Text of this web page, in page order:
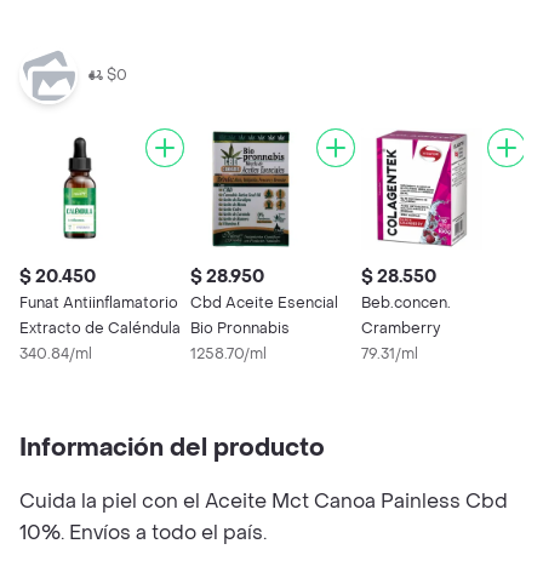
$0
$ 20.450
Funat Antiinflamatorio
Extracto de Caléndula
340.84/ml
$ 28.950
Cbd Aceite Esencial
Bio Pronnabis
1258.70/ml
$ 28.550
Beb.concen.
Cramberry
79.31/ml
Información del producto
Cuida la piel con el Aceite Mct Canoa Painless Cbd
10%. Envíos a todo el país.